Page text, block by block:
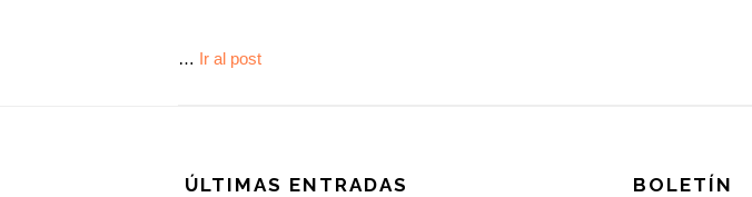
… Ir al post
ÚLTIMAS ENTRADAS BOLETÍN